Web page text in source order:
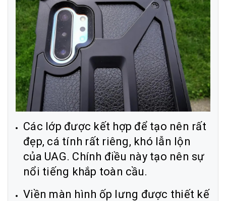
Các lớp được kết hợp để tạo nên rất
đẹp, cá tính rất riêng, khó lẫn lộn
của UAG. Chính điều này tạo nên sự
nổi tiếng khắp toàn cầu.
Viền màn hình ốp lưng được thiết kế